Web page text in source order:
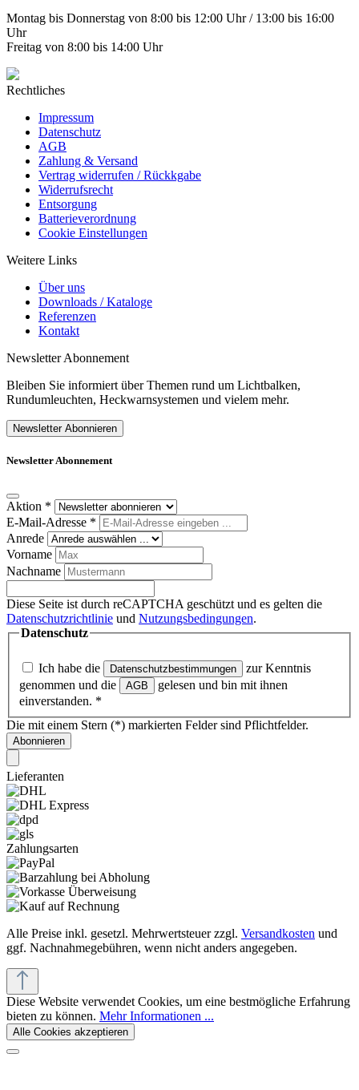
Montag bis Donnerstag von 8:00 bis 12:00 Uhr / 13:00 bis 16:00
Uhr
Freitag von 8:00 bis 14:00 Uhr
Rechtliches
Impressum
Datenschutz
AGB
Zahlung & Versand
Vertrag widerrufen / Rückkgabe
Widerrufsrecht
Entsorgung
Batterieverordnung
Cookie Einstellungen
Weitere Links
Über uns
Downloads / Kataloge
Referenzen
Kontakt
Newsletter Abonnement
Bleiben Sie informiert über Themen rund um Lichtbalken,
Rundumleuchten, Heckwarnsystemen und vielem mehr.
Newsletter Abonnieren
Newsletter Abonnement
Aktion *
E-Mail-Adresse *
Anrede
Vorname
Nachname
Diese Seite ist durch reCAPTCHA geschützt und es gelten die
Datenschutzrichtlinie und Nutzungsbedingungen.
Datenschutz
Ich habe die Datenschutzbestimmungen
zur Kenntnis
genommen und die
AGB
gelesen und bin mit ihnen
einverstanden. *
Die mit einem Stern (*) markierten Felder sind Pflichtfelder.
Abonnieren
Lieferanten
Zahlungsarten
Alle Preise inkl. gesetzl. Mehrwertsteuer zzgl. Versandkosten und
ggf. Nachnahmegebühren, wenn nicht anders angegeben.
Diese Website verwendet Cookies, um eine bestmögliche Erfahrung
bieten zu können. Mehr Informationen ...
Alle Cookies akzeptieren